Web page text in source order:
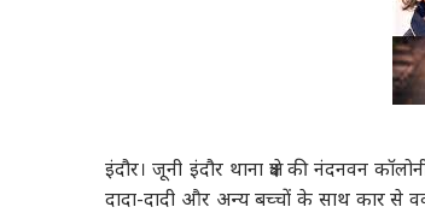
इंदौर। जूनी इंदौर थाना क्षेत्र की नंदनवन
दादा-दादी और अन्य बच्चों के साथ कार से